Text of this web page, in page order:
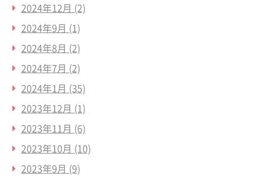
2024年12月 (2)
2024年9月 (1)
2024年8月 (2)
2024年7月 (2)
2024年1月 (35)
2023年12月 (1)
2023年11月 (6)
2023年10月 (10)
2023年9月 (9)